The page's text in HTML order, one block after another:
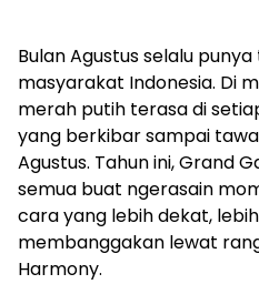
Bulan Agustus selalu
masyarakat Indonesia. Di
merah putih terasa di
yang berkibar sampai
Agustus. Tahun ini, Grand
semua buat ngerasain
cara yang lebih dekat,
membanggakan lewat
Harmony.